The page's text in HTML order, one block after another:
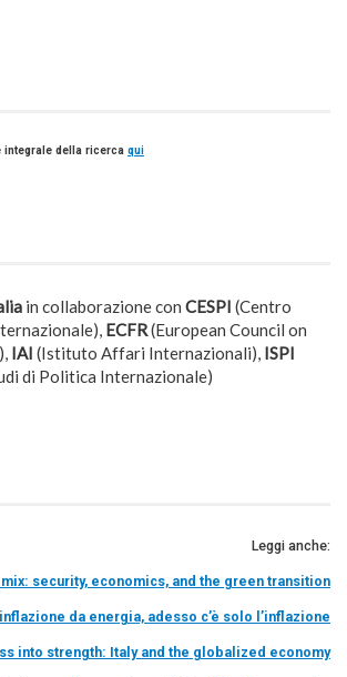
della ricerca qui
in collaborazione con CESPI (Centro
ECFR(European Council on
IAI (Istituto Affari Internazionali), ISPI
di Politica Internazionale)
Leggi anche:
security, economics, and the green transition
da energia, adesso c’è solo l’inflazione
into strength: Italy and the globalized economy